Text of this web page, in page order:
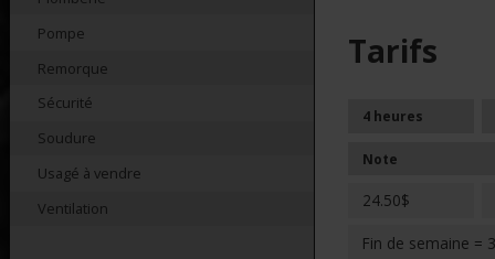
Pompe
Remorque
Sécurité
Soudure
Usagé à vendre
Ventilation
Tarifs
4 heures
Note
24.50$
Fin de semaine =